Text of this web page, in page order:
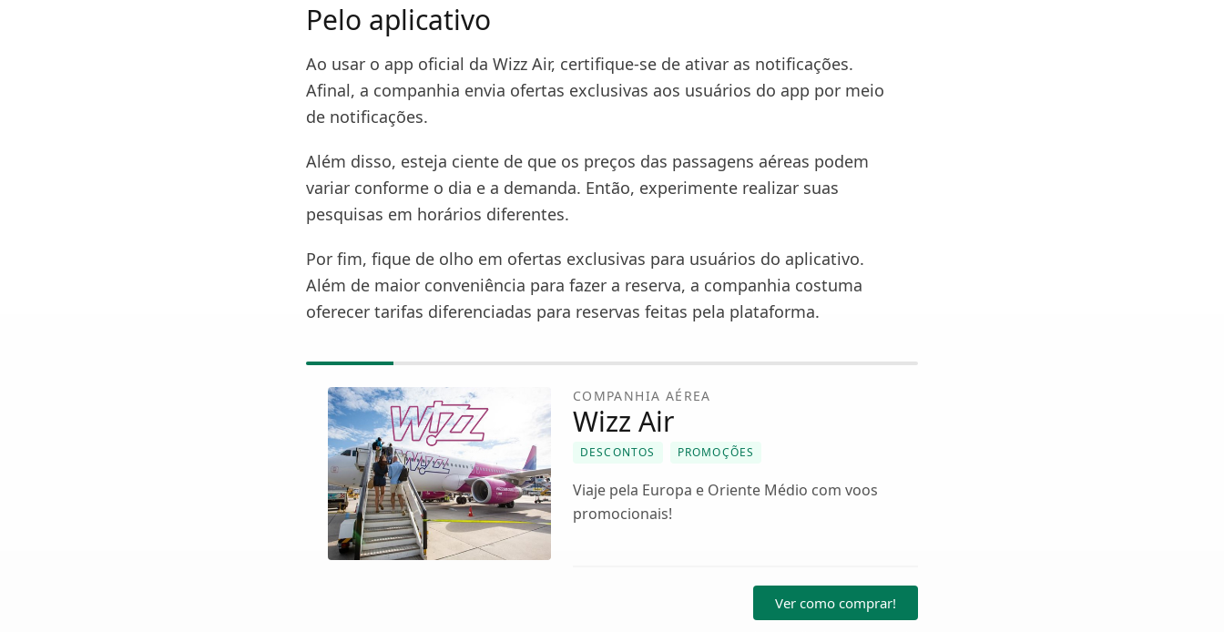
Pelo aplicativo
Ao usar o app oficial da Wizz Air, certifique-se de ativar as notificações.
Afinal, a companhia envia ofertas exclusivas aos usuários do app por meio
de notificações.
Além disso, esteja ciente de que os preços das passagens aéreas podem
variar conforme o dia e a demanda. Então, experimente realizar suas
pesquisas em horários diferentes.
Por fim, fique de olho em ofertas exclusivas para usuários do aplicativo.
Além de maior conveniência para fazer a reserva, a companhia costuma
oferecer tarifas diferenciadas para reservas feitas pela plataforma.
COMPANHIA AÉREA
Wizz Air
DESCONTOS PROMOÇÕES
Viaje pela Europa e Oriente Médio com voos
promocionais!
Ver como comprar!